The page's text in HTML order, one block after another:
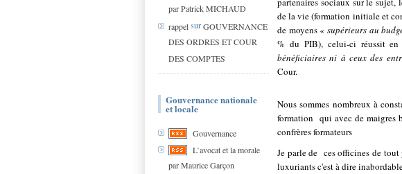
par Patrick MICHAUD
rappelsurGOUVERNANCE
DES ORDRES ET COUR
DES COMPTES
Gouvernance nationale
et locale
Gouvernance
L’avocat et la morale
par Maurice Garçon
de la vie (formation initiale et
de moyens « supérieurs au
% du PIB), celui-ci réussit en
bénéficiaires ni à ceux des
Cour.
Nous sommes nombreux à
formation qui avec de maigres
confrères formateurs
Je parle de ces officines de
luxuriants c'est à dire